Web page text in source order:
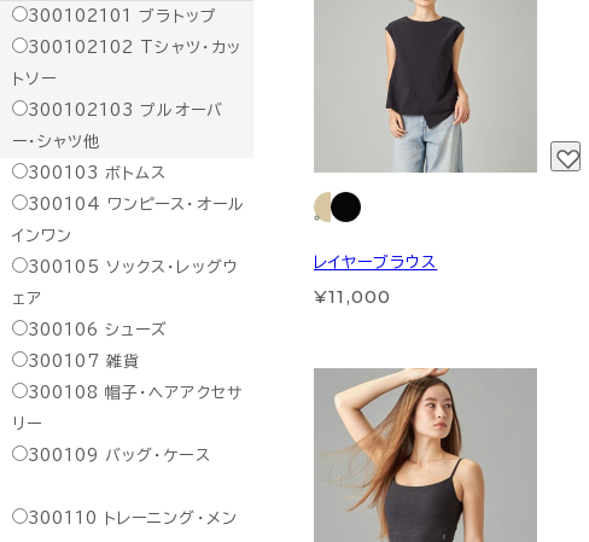
300102101
ブラトップ
300102102
Tシャツ・カッ
トソー
300102103 プルオーバ
ー・シャツ他
300103
ボトムス
300104
ワンピース・オール
インワン
300105
ソックス・レッグウ
ェア
300106 シューズ
300107 雑貨
300108 帽子・ヘアアクセサ
リー
300109
バッグ・ケース
300110
トレーニング・メン
レイヤーブラウス
¥11,000